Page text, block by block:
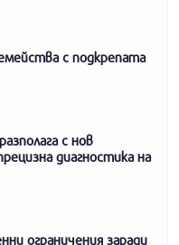
с подкрепата
с нов
диагностика на
ограничения заради